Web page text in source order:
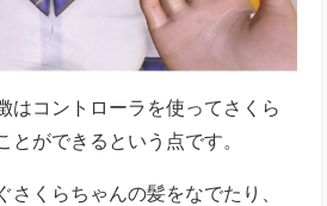
はコントローラを使ってさくら
とができるという点です。
さくらちゃんの髪をなでたり、